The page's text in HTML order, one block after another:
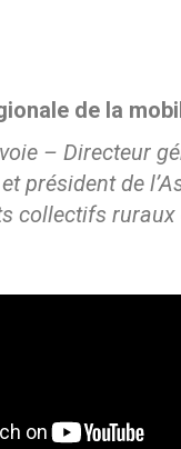
de la
– Directeur
président de
collectifs ruraux